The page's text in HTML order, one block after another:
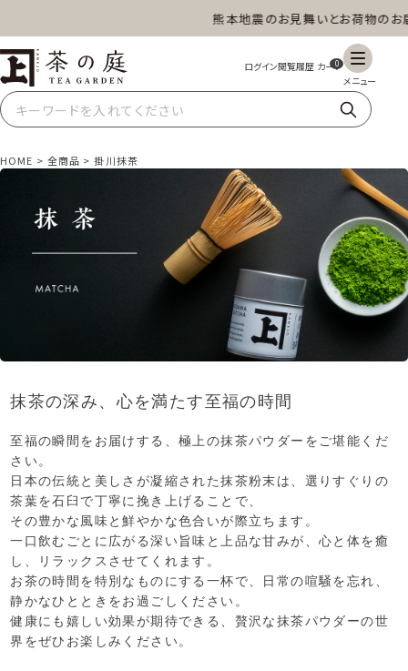
熊本地震のお見舞いとお荷物のお
茶の庭オンラインショップ 0
ギフト 特上高級茶 深蒸し茶 水出し茶
業務用 商品一覧
HOME 全商品 掛川抹茶
抹茶の深み、心を満たす至福の時間
至福の瞬間をお届けする、極上の抹茶パウダーをご堪能くだ
さい。
日本の伝統と美しさが凝縮された抹茶粉末は、選りすぐりの
茶葉を石臼で丁寧に挽き上げることで、
その豊かな風味と鮮やかな色合いが際立ちます。
一口飲むごとに広がる深い旨味と上品な甘みが、心と体を癒
し、リラックスさせてくれます。
お茶の時間を特別なものにする一杯で、日常の喧騒を忘れ、
静かなひとときをお過ごしください。
健康にも嬉しい効果が期待できる、贅沢な抹茶パウダーの世
界をぜひお楽しみください。